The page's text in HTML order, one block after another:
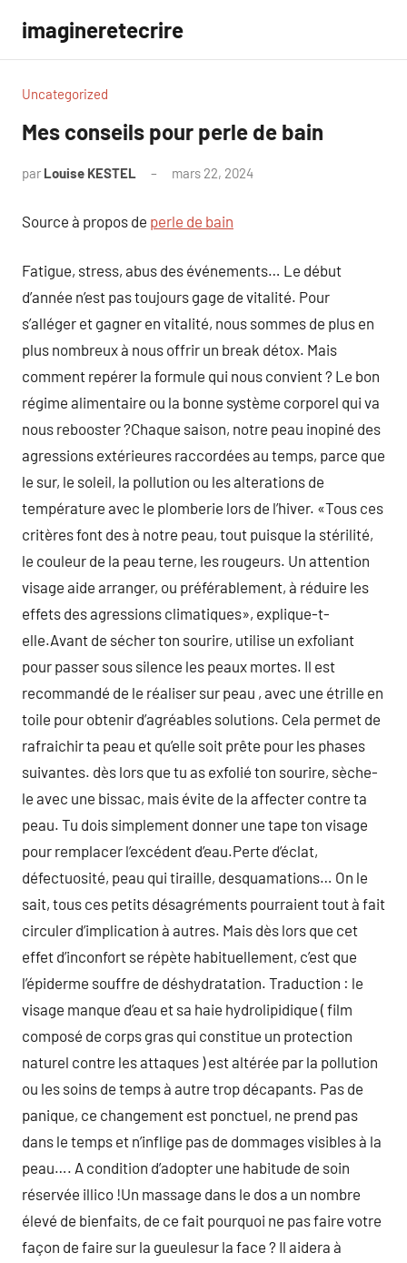
contenu
imagineretecrire
Uncategorized
Mes conseils pour perle de bain
par Louise KESTEL mars 22, 2024
Source à propos de perle de bain
Fatigue, stress, abus des événements… Le début
d’année n’est pas toujours gage de vitalité. Pour
s’alléger et gagner en vitalité, nous sommes de plus en
plus nombreux à nous offrir un break détox. Mais
comment repérer la formule qui nous convient ? Le bon
régime alimentaire ou la bonne système corporel qui va
nous rebooster ?Chaque saison, notre peau inopiné des
agressions extérieures raccordées au temps, parce que
le sur, le soleil, la pollution ou les alterations de
température avec le plomberie lors de l’hiver. «Tous ces
critères font des à notre peau, tout puisque la stérilité,
le couleur de la peau terne, les rougeurs. Un attention
visage aide arranger, ou préférablement, à réduire les
effets des agressions climatiques», explique-t-
elle.Avant de sécher ton sourire, utilise un exfoliant
pour passer sous silence les peaux mortes. Il est
recommandé de le réaliser sur peau , avec une étrille en
toile pour obtenir d’agréables solutions. Cela permet de
rafraichir ta peau et qu’elle soit prête pour les phases
suivantes. dès lors que tu as exfolié ton sourire, sèche-
le avec une bissac, mais évite de la affecter contre ta
peau. Tu dois simplement donner une tape ton visage
pour remplacer l’excédent d’eau.Perte d’éclat,
défectuosité, peau qui tiraille, desquamations… On le
sait, tous ces petits désagréments pourraient tout à fait
circuler d’implication à autres. Mais dès lors que cet
effet d’inconfort se répète habituellement, c’est que
l’épiderme souffre de déshydratation. Traduction : le
visage manque d’eau et sa haie hydrolipidique ( film
composé de corps gras qui constitue un protection
naturel contre les attaques ) est altérée par la pollution
ou les soins de temps à autre trop décapants. Pas de
panique, ce changement est ponctuel, ne prend pas
dans le temps et n’inflige pas de dommages visibles à la
peau…. A condition d’adopter une habitude de soin
réservée illico !Un massage dans le dos a un nombre
élevé de bienfaits, de ce fait pourquoi ne pas faire votre
façon de faire sur la gueulesur la face ? Il aidera à